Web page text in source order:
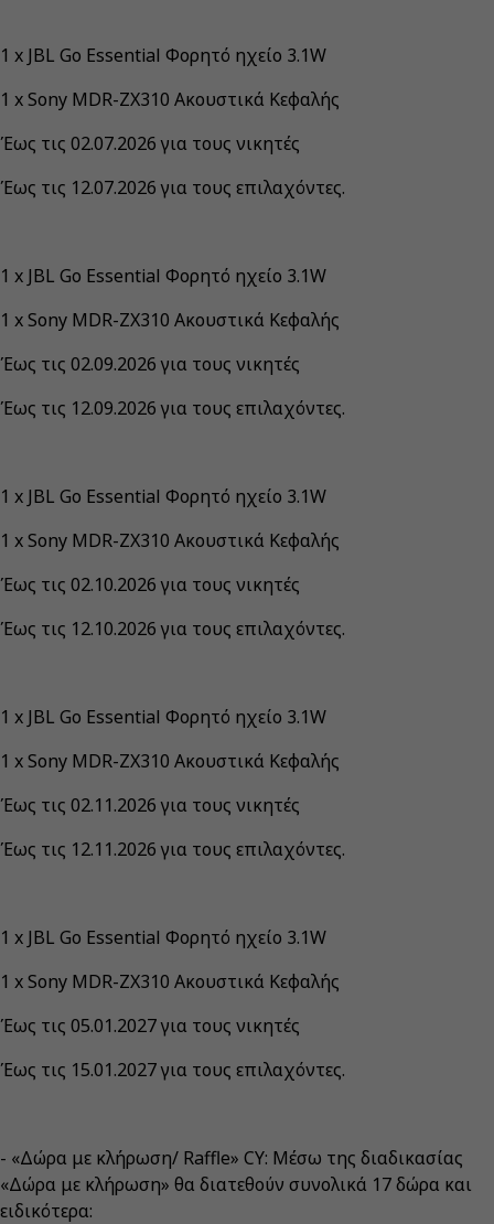
1 x JBL Go Essential Φορητό ηχείο 3.1W
1 x Sony MDR-ZX310 Ακουστικά Κεφαλής
Έως τις 02.07.2026 για τους νικητές
Έως τις 12.07.2026 για τους επιλαχόντες.
1 x JBL Go Essential Φορητό ηχείο 3.1W
1 x Sony MDR-ZX310 Ακουστικά Κεφαλής
Έως τις 02.09.2026 για τους νικητές
Έως τις 12.09.2026 για τους επιλαχόντες.
1 x JBL Go Essential Φορητό ηχείο 3.1W
1 x Sony MDR-ZX310 Ακουστικά Κεφαλής
Έως τις 02.10.2026 για τους νικητές
Έως τις 12.10.2026 για τους επιλαχόντες.
1 x JBL Go Essential Φορητό ηχείο 3.1W
1 x Sony MDR-ZX310 Ακουστικά Κεφαλής
Έως τις 02.11.2026 για τους νικητές
Έως τις 12.11.2026 για τους επιλαχόντες.
1 x JBL Go Essential Φορητό ηχείο 3.1W
1 x Sony MDR-ZX310 Ακουστικά Κεφαλής
Έως τις 05.01.2027 για τους νικητές
Έως τις 15.01.2027 για τους επιλαχόντες.
- «Δώρα με κλήρωση/ Raffle» CY: Μέσω της διαδικασίας
«Δώρα με κλήρωση» θα διατεθούν συνολικά 17 δώρα και
ειδικότερα: